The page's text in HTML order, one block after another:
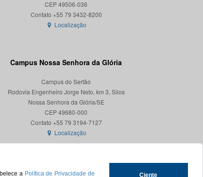
a Política de Privacidade de Ciente
CEP 49506-036
Localização
Campus Nossa Senhora da Glória
Campus do Sertão
Rodovia Engenheiro Jorge Neto, km 3, Silos
Nossa Senhora da Glória/SE
CEP 49680-000
Contato +55 79 3194-7127
Localização